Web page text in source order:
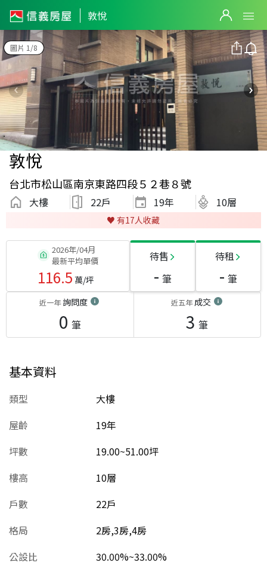
敦悅
圖片 1/8
敦悅
台北市松山區南京東路四段５２巷８號
大樓 22戶 19年 10層
♥️ 有17人收藏
2026年/04月
最新平均單價
116.5 萬/坪
待售
- 筆
待租
- 筆
近一年詢問度
0 筆
近五年成交
3 筆
基本資料
類型
大樓
屋齡
19年
坪數
19.00~51.00坪
樓高
10層
戶數
22戶
格局
2房,3房,4房
公設比
30.00%~33.00%